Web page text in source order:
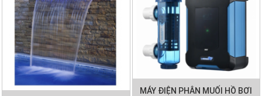
MÁY ĐIỆN PHÂN MUỐI HỒ BƠI